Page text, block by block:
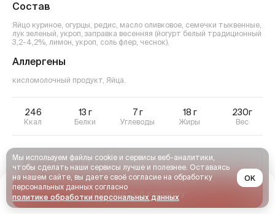
Состав
Яйцо куриное, огурцы, редис, масло оливковое, семечки тыквенные,
лук зеленый, укроп, заправка весенняя (йогурт белый традиционный
3,2-4,2%, лимон, укроп, соль флер, чеснок).
Аллергены
кисломолочный продукт, Яйца
246
Ккал
13 г
Белки
7г
Углеводы
18 г
Жиры
230г
Вес
Добавить в корзину
Мы используем файлы cookie и сервисы веб-аналитики,
чтобы сделать наши сервисы лучше и полезнее. Оставаясь
на нашем сайте, вы даете своё согласие на обработку
персональных данных согласно
политике обработки персональных данных
OK